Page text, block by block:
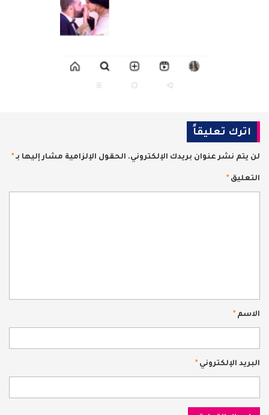
اترك تعليقاً
لن يتم نشر عنوان بريدك الإلكتروني. الحقول الإلزامية مشار إليها بـ *
التعليق *
الاسم *
البريد الإلكتروني *